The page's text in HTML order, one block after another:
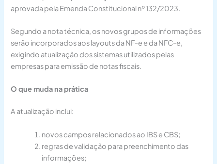
aprovada pela Emenda Constitucional nº 132/2023.
Segundo a nota técnica, os novos grupos de informações
serão incorporados aos layouts da NF-e e da NFC-e,
exigindo atualização dos sistemas utilizados pelas
empresas para emissão de notas fiscais.
O que muda na prática
A atualização inclui:
novos campos relacionados ao IBS e CBS;
regras de validação para preenchimento das
informações;